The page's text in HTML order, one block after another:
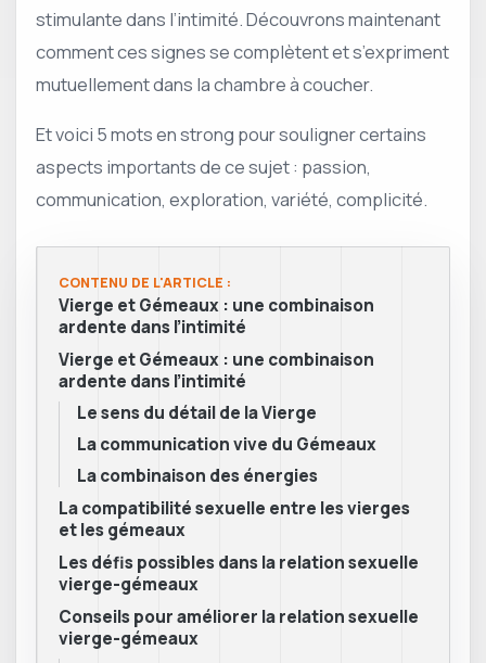
stimulante dans l’intimité. Découvrons maintenant
comment ces signes se complètent et s’expriment
mutuellement dans la chambre à coucher.
Et voici 5 mots en strong pour souligner certains
aspects importants de ce sujet : passion,
communication, exploration, variété, complicité.
CONTENU DE L'ARTICLE :
Vierge et Gémeaux : une combinaison
ardente dans l’intimité
Vierge et Gémeaux : une combinaison
ardente dans l’intimité
Le sens du détail de la Vierge
La communication vive du Gémeaux
La combinaison des énergies
La compatibilité sexuelle entre les vierges
et les gémeaux
Les défis possibles dans la relation sexuelle
vierge-gémeaux
Conseils pour améliorer la relation sexuelle
vierge-gémeaux